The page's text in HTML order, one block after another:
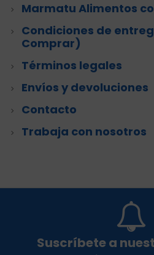
Marmatu Alimentos
Condiciones de
Comprar)
Términos legales
Envíos y devoluciones
Contacto
Trabaja con nosotros
Suscríbete a